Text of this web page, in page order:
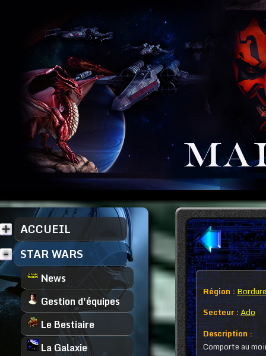
ACCUEIL
STAR WARS
News
Gestion d'équipes
Le Bestiaire
La Galaxie
Région :
Secteur :Ado
Description :
Comporte au